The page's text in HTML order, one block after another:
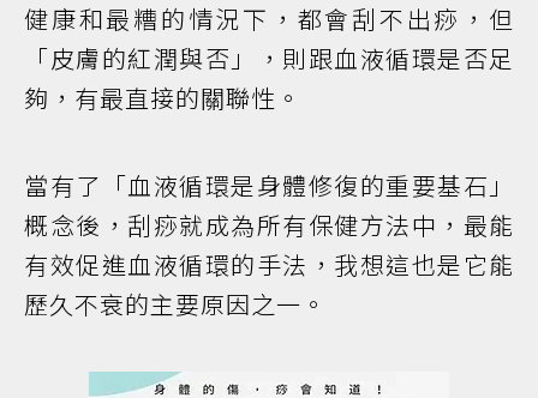
健康和最糟的情況下，都會刮不出痧，但
「皮膚的紅潤與否」，則跟血液循環是否足
夠，有最直接的關聯性。
當有了「血液循環是身體修復的重要基石」
概念後，刮痧就成為所有保健方法中，最能
有效促進血液循環的手法，我想這也是它能
歷久不衰的主要原因之一。